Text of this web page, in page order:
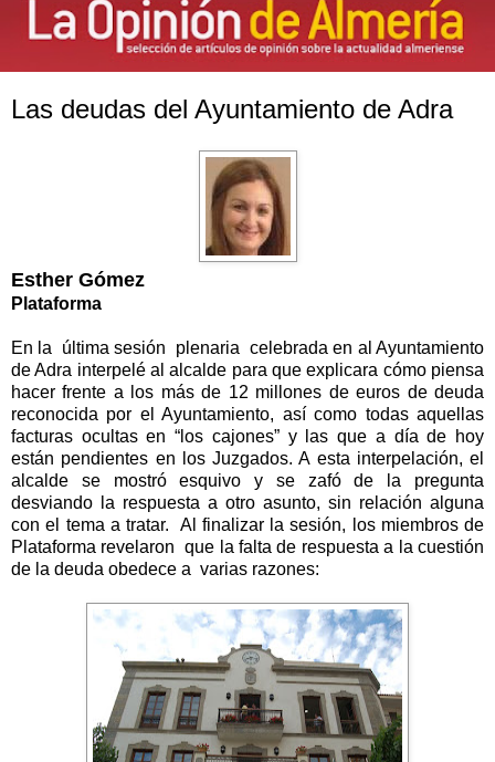
Las deudas del Ayuntamiento de Adra
Esther Gómez
Plataforma
En la última sesión plenaria celebrada en al Ayuntamiento
de Adra interpelé al alcalde para que explicara cómo piensa
hacer frente a los más de 12 millones de euros de deuda
reconocida por el Ayuntamiento, así como todas aquellas
facturas ocultas en “los cajones” y las que a día de hoy
están pendientes en los Juzgados. A esta interpelación, el
alcalde se mostró esquivo y se zafó de la pregunta
desviando la respuesta a otro asunto, sin relación alguna
con el tema a tratar. Al finalizar la sesión, los miembros de
Plataforma revelaron que la falta de respuesta a la cuestión
de la deuda obedece a varias razones: